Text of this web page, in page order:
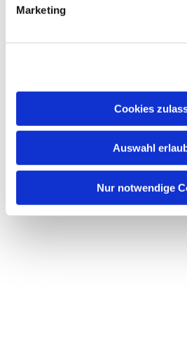
Marketing
Cookies
Auswahl
Nur notwendige